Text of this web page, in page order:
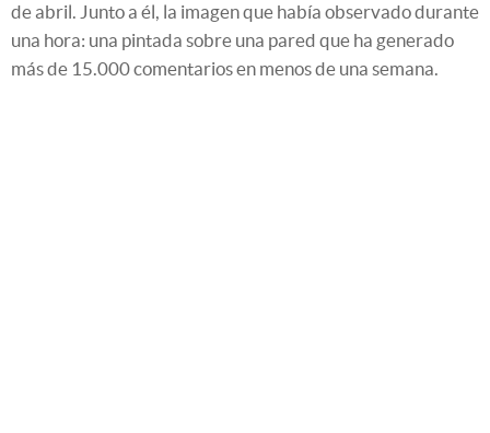
de abril. Junto a él, la imagen que había observado durante
una hora: una pintada sobre una pared que ha generado
más de 15.000 comentarios en menos de una semana.